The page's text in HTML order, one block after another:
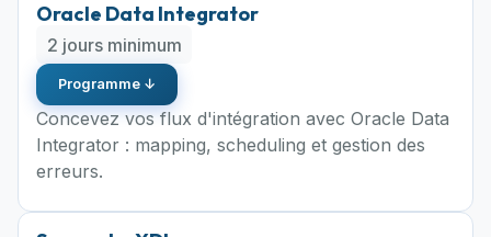
Oracle Data Integrator
2 jours minimum
Programme ↓
Concevez vos flux d'intégration avec Oracle Data
Integrator : mapping, scheduling et gestion des
erreurs.